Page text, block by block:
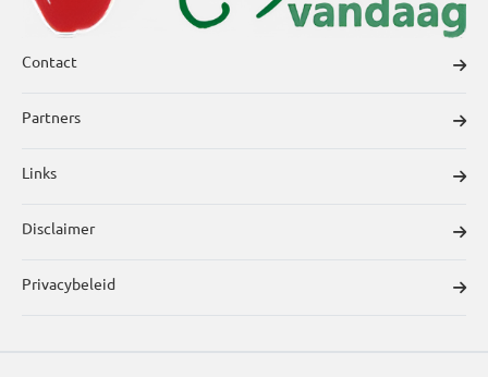
Contact
Partners
Links
Disclaimer
Privacybeleid